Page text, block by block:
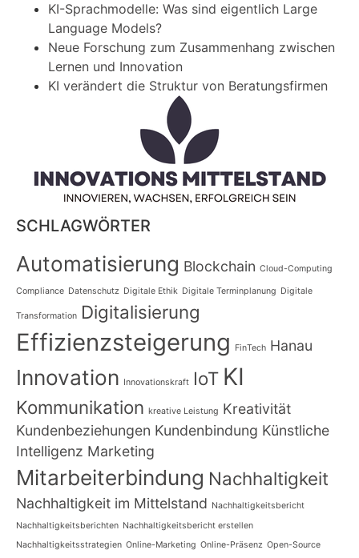
KI-Sprachmodelle: Was sind eigentlich Large
Language Models?
Neue Forschung zum Zusammenhang zwischen
Lernen und Innovation
KI verändert die Struktur von Beratungsfirmen
SCHLAGWÖRTER
Automatisierung Blockchain Cloud-Computing
Compliance Datenschutz Digitale Ethik Digitale Terminplanung Digitale
Transformation Digitalisierung
Effizienzsteigerung FinTech Hanau
Innovation Innovationskraft IoT KI
Kommunikation kreative Leistung Kreativität
Kundenbeziehungen Kundenbindung Künstliche
Intelligenz Marketing
Mitarbeiterbindung Nachhaltigkeit
Nachhaltigkeit im Mittelstand Nachhaltigkeitsbericht
Nachhaltigkeitsberichten Nachhaltigkeitsbericht erstellen
Nachhaltigkeitsstrategien Online-Marketing Online-Präsenz Open-Source